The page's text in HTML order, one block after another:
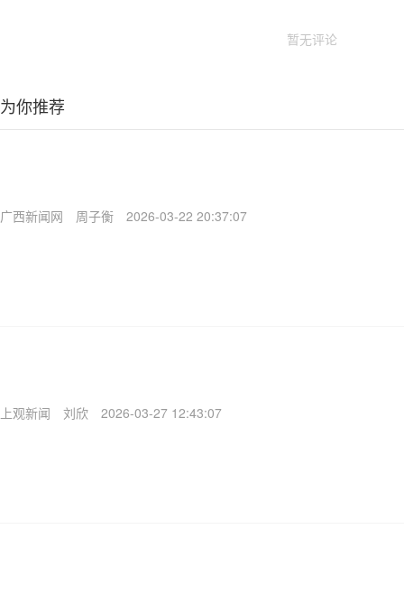
暂无评论
为你推荐
广西新闻网 周子衡 2026-03-22 20:37:07
上观新闻 刘欣 2026-03-27 12:43:07